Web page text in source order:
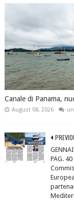
Canale di Panama,
August 08, 2026
PAG. 40